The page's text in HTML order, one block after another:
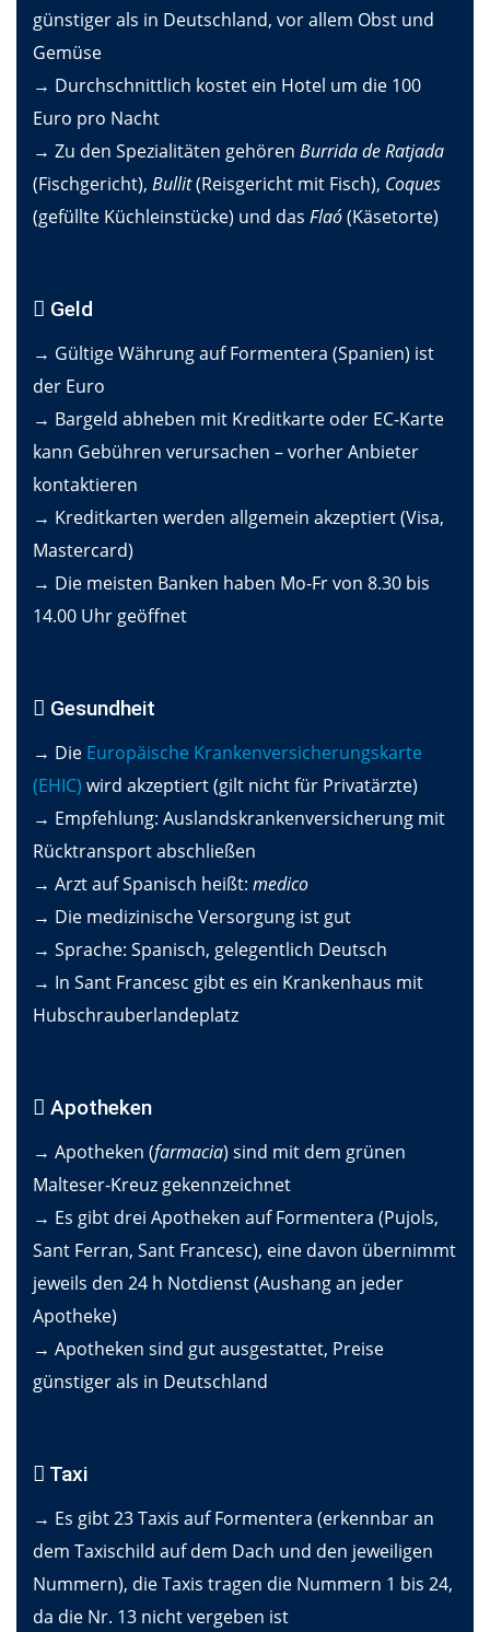
günstiger als in Deutschland, vor allem Obst und
Gemüse
→ Durchschnittlich kostet ein Hotel um die 100
Euro pro Nacht
→ Zu den Spezialitäten gehören Burrida de Ratjada
(Fischgericht), Bullit(Reisgericht mit Fisch), Coques
(gefüllte Küchleinstücke) und das Flaó(Käsetorte)
Geld
→ Gültige Währung auf Formentera (Spanien) ist
der Euro
→ Bargeld abheben mit Kreditkarte oder EC-Karte
kann Gebühren verursachen – vorher Anbieter
kontaktieren
→ Kreditkarten werden allgemein akzeptiert (Visa,
Mastercard)
→ Die meisten Banken haben Mo-Fr von 8.30 bis
14.00 Uhr geöffnet
Gesundheit
→ Die Europäische Krankenversicherungskarte
(EHIC) wird akzeptiert (gilt nicht für Privatärzte)
→ Empfehlung: Auslandskrankenversicherung mit
Rücktransport abschließen
→ Arzt auf Spanisch heißt: medico
→ Die medizinische Versorgung ist gut
→ Sprache: Spanisch, gelegentlich Deutsch
→ In Sant Francesc gibt es ein Krankenhaus mit
Hubschrauberlandeplatz
Apotheken
→ Apotheken (farmacia) sind mit dem grünen
Malteser-Kreuz gekennzeichnet
→ Es gibt drei Apotheken auf Formentera (Pujols,
Sant Ferran, Sant Francesc), eine davon übernimmt
jeweils den 24 h Notdienst (Aushang an jeder
Apotheke)
→ Apotheken sind gut ausgestattet, Preise
günstiger als in Deutschland
Taxi
→ Es gibt 23 Taxis auf Formentera (erkennbar an
dem Taxischild auf dem Dach und den jeweiligen
Nummern), die Taxis tragen die Nummern 1 bis 24,
da die Nr. 13 nicht vergeben ist